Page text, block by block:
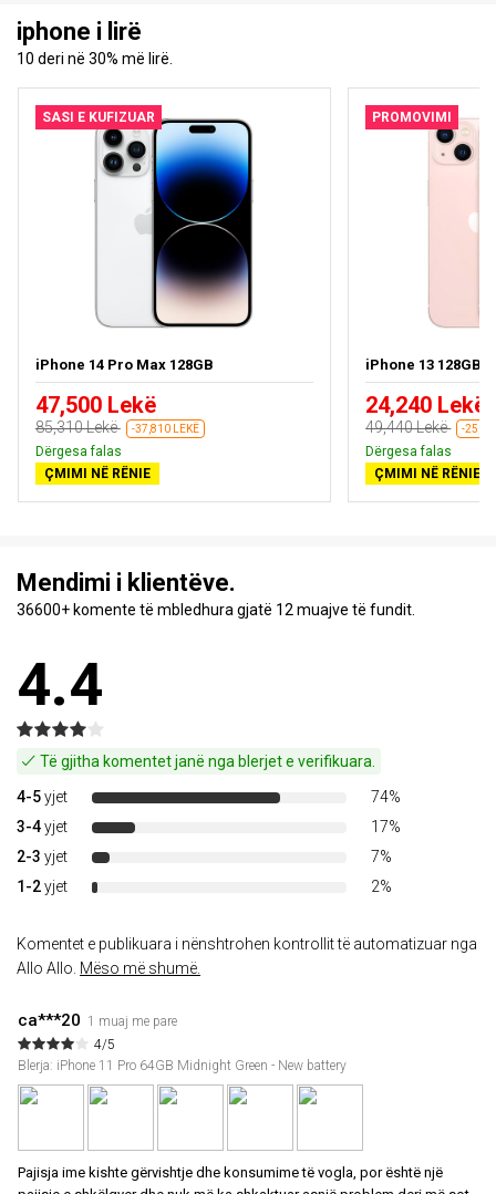
iphone i lirë
10 deri në 30% më lirë.
SASI E KUFIZUAR
iPhone 14 Pro Max 128GB
47,500 Lekë
85,310 Lekë -37,810 LEKË
Dërgesa falas
ÇMIMI NË RËNIE
PROMOVIMI
iPhone 13 128GB
24,240 Lekë
49,440 Lekë -
Dërgesa falas
ÇMIMI NË RËNIE
Mendimi i klientëve.
36600+ komente të mbledhura gjatë 12 muajve të fundit.
4.4
Të gjitha komentet janë nga blerjet e verifikuara.
4-5yjet
74%
3-4yjet
17%
2-3 yjet
7%
1-2yjet 2%
Komentet e publikuara i nënshtrohen kontrollit të automatizuar nga
Allo Allo. Mëso më shumë.
ca***20 1 muaj me pare
4/5
Blerja: iPhone 11 Pro 64GB Midnight Green - New battery
Pajisja ime kishte gërvishtje dhe konsumime të vogla, por është një